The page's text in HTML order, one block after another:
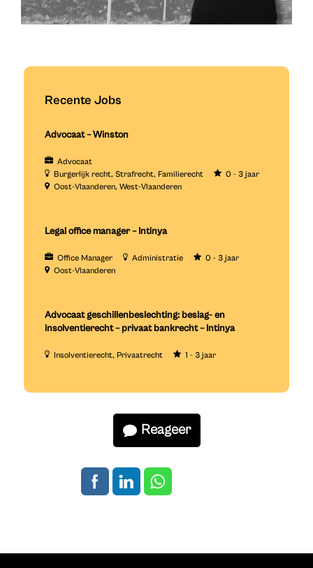
Recente Jobs
Advocaat – Winston
Advocaat
Burgerlijk recht Strafrecht Familierecht
0 - 3 jaar
Oost-Vlaanderen West-Vlaanderen
Legal office manager – Intinya
Office Manager Administratie
0 - 3 jaar
Oost-Vlaanderen
Advocaat geschillenbeslechting: beslag- en
insolventierecht – privaat bankrecht – Intinya
Insolventierecht Privaatrecht 1 - 3 jaar
Reageer